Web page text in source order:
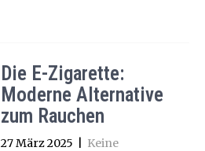
Die E-Zigarette:
Moderne Alternative
zum Rauchen
27 März 2025
Keine